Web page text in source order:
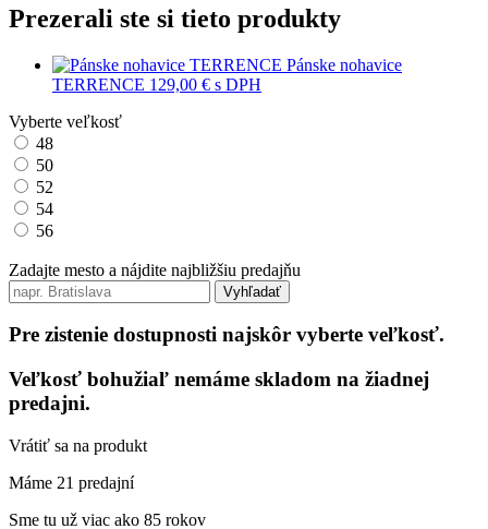
Prezerali ste si tieto produkty
Pánske nohavice
TERRENCE 129,00 € s DPH
Vyberte veľkosť
48
50
52
54
56
Zadajte mesto a nájdite najbližšiu predajňu
Vyhľadať
Pre zistenie dostupnosti najskôr vyberte veľkosť.
Veľkosť bohužiaľ nemáme skladom na žiadnej
predajni.
Vrátiť sa na produkt
Máme 21 predajní
Sme tu už viac ako 85 rokov